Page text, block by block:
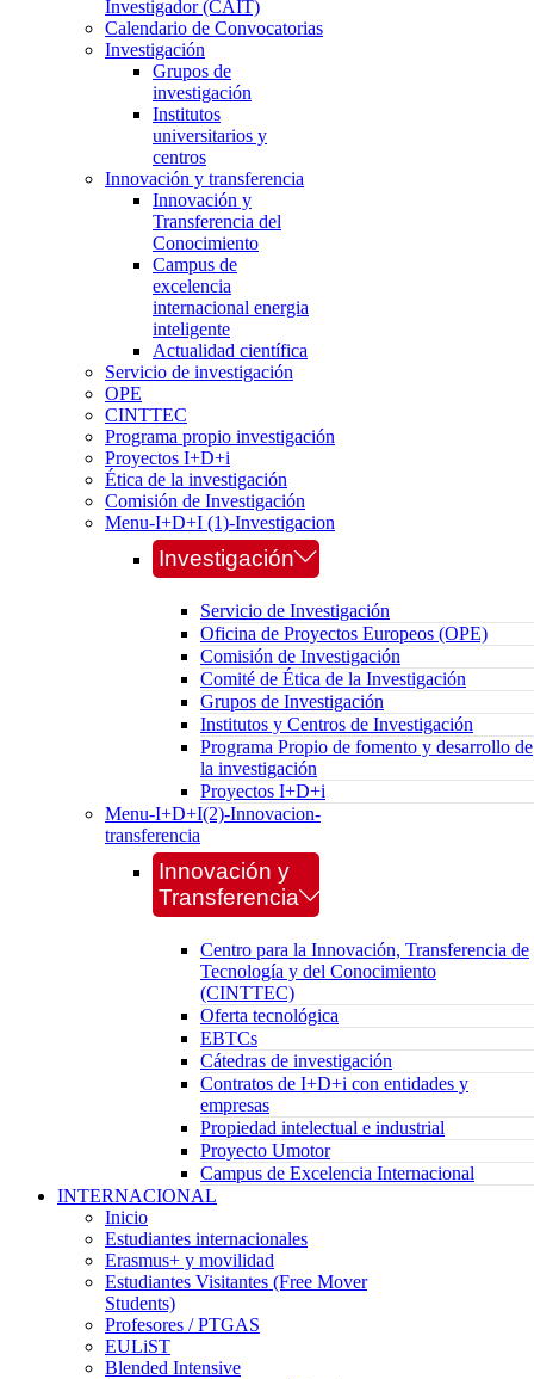
Investigador (CAIT)
Calendario de Convocatorias
Investigación
Grupos de
investigación
Institutos
universitarios y
centros
Innovación y transferencia
Innovación y
Transferencia del
Conocimiento
Campus de
excelencia
internacional energia
inteligente
Actualidad científica
Servicio de investigación
OPE
CINTTEC
Programa propio investigación
Proyectos I+D+i
Ética de la investigación
Comisión de Investigación
Menu-I+D+I (1)-Investigacion
Investigación
Servicio de Investigación
Oficina de Proyectos Europeos (OPE)
Comisión de Investigación
Comité de Ética de la Investigación
Grupos de Investigación
Institutos y Centros de Investigación
Programa Propio de fomento y desarrollo de
la investigación
Proyectos I+D+i
Menu-I+D+I(2)-Innovacion-
transferencia
Innovación y
Transferencia
Centro para la Innovación, Transferencia de
Tecnología y del Conocimiento
(CINTTEC)
Oferta tecnológica
EBTCs
Cátedras de investigación
Contratos de I+D+i con entidades y
empresas
Propiedad intelectual e industrial
Proyecto Umotor
Campus de Excelencia Internacional
INTERNACIONAL
Inicio
Estudiantes internacionales
Erasmus+ y movilidad
Estudiantes Visitantes (Free Mover
Students)
Profesores / PTGAS
EULiST
Blended Intensive